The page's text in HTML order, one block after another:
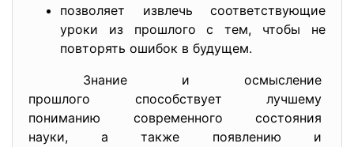
позволяет извлечь соответствующие
уроки из прошлого с тем, чтобы не
повторять ошибок в будущем.
Знание и осмысление
прошлого способствует лучшему
пониманию современного состояния
науки, а также появлению и